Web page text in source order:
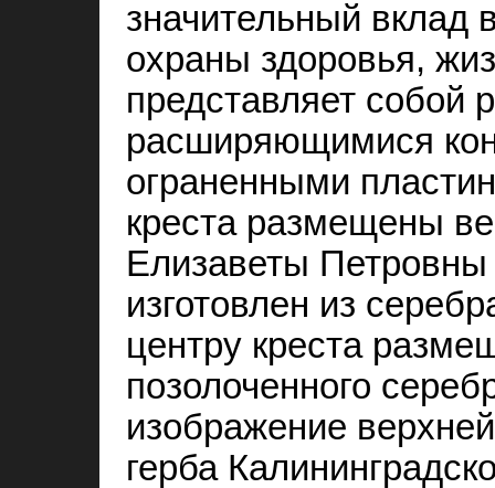
значительный вклад
охраны здоровья,
представляет собой
расширяющимися
ограненными
креста размещены
Елизаветы Петровны
изготовлен из
центру креста
позолоченного
изображение
герба